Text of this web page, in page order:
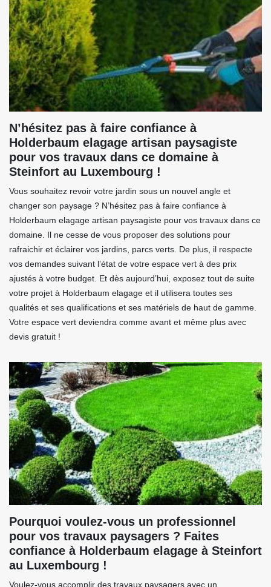
N’hésitez pas à faire confiance à
Holderbaum elagage artisan paysagiste
pour vos travaux dans ce domaine à
Steinfort au Luxembourg !
Vous souhaitez revoir votre jardin sous un nouvel angle et
changer son paysage ? N’hésitez pas à faire confiance à
Holderbaum elagage artisan paysagiste pour vos travaux dans ce
domaine. Il ne cesse de vous proposer des solutions pour
rafraichir et éclairer vos jardins, parcs verts. De plus, il respecte
vos demandes suivant l’état de votre espace vert à des prix
ajustés à votre budget. Et dès aujourd’hui, exposez tout de suite
votre projet à Holderbaum elagage et il utilisera toutes ses
qualités et ses qualifications et ses matériels de haut de gamme.
Votre espace vert deviendra comme avant et même plus avec
devis gratuit !
Pourquoi voulez-vous un professionnel
pour vos travaux paysagers ? Faites
confiance à Holderbaum elagage à Steinfort
au Luxembourg !
Voulez-vous accomplir des travaux paysagers avec un